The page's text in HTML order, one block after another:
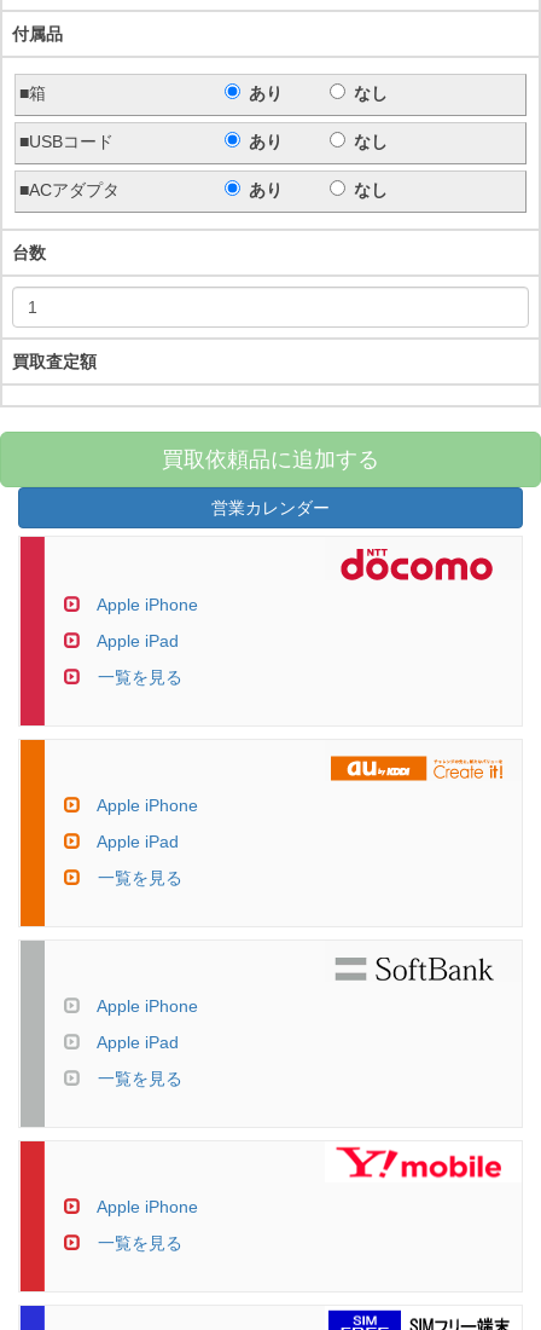
付属品
■箱 あり なし
■USBコード あり なし
■ACアダプタ あり なし
台数
買取査定額
買取依頼品に追加する
営業カレンダー
Apple iPhone
Apple iPad
一覧を見る
Apple iPhone
Apple iPad
一覧を見る
Apple iPhone
Apple iPad
一覧を見る
Apple iPhone
一覧を見る